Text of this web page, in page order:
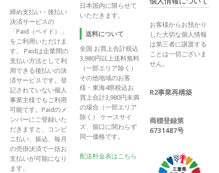
締め支払い・後払い
決済サービスの
「Paid（ペイド）」
をご利用いただけま
す。 Paidは企業間の
支払い方法として利
用できる後払いの決
済サービスです。登
記されていない個人
事業主様でもご利用
可能です。Paidのメ
ンバーにご登録いた
だきますと、コンビ
ニ払い、振込、毎月
の売掛決済で一括お
支払いが可能になり
ます。
日本国内に限らせて
いただきます。
送料について
全国 お買上合計税込
3,980円以上送料無料
（一部エリア除く）
その他地域のお客
様・東海4県税込お
買上合計3,980円未満
の場合（一部エリア
除く） ケースサイ
ズ、個口に関わらず
同一価格です。
配送料金表はこちら
お客様からお預かり
した大切な個人情報
は第三者に譲渡する
ことは一切ございま
せん。
R2事業再構築
商標登録第
6731487号